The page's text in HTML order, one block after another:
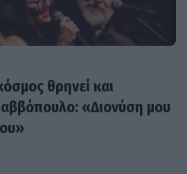
θρηνεί και
«Διονύση μου